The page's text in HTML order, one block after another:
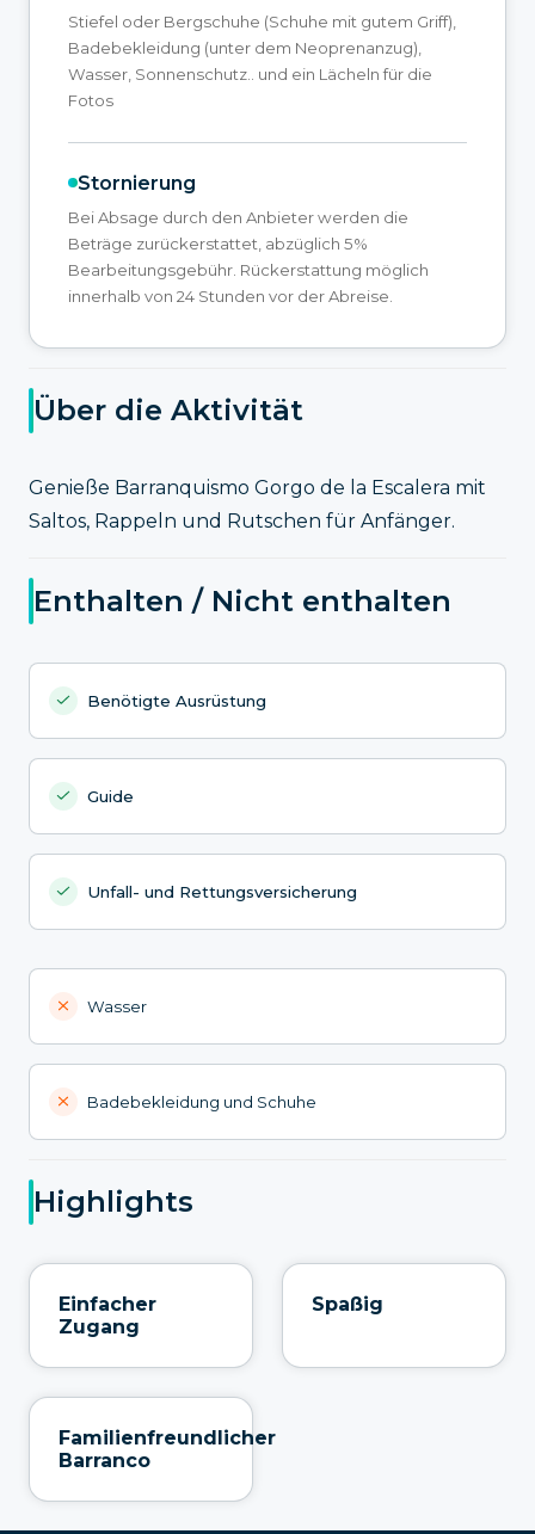
Stiefel oder Bergschuhe (Schuhe mit gutem Griff),
Badebekleidung (unter dem Neoprenanzug),
Wasser, Sonnenschutz.. und ein Lächeln für die
Fotos
Stornierung
Bei Absage durch den Anbieter werden die
Beträge zurückerstattet, abzüglich 5%
Bearbeitungsgebühr. Rückerstattung möglich
innerhalb von 24 Stunden vor der Abreise.
Über die Aktivität
Genieße Barranquismo Gorgo de la Escalera mit
Saltos, Rappeln und Rutschen für Anfänger.
Enthalten / Nicht enthalten
Benötigte Ausrüstung
Guide
Unfall- und Rettungsversicherung
Wasser
Badebekleidung und Schuhe
Highlights
Einfacher
Zugang
Spaßig
Familienfreundlicher
Barranco